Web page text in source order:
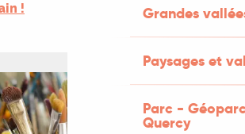
Grandes
Paysages et
Parc -
Quercy
!